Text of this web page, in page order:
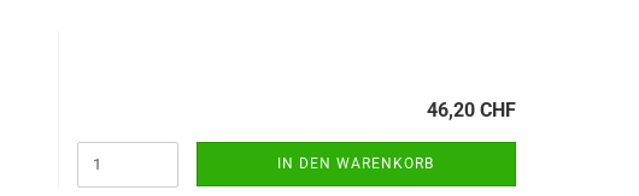
46,20 CHF
IN DEN WARENKORB